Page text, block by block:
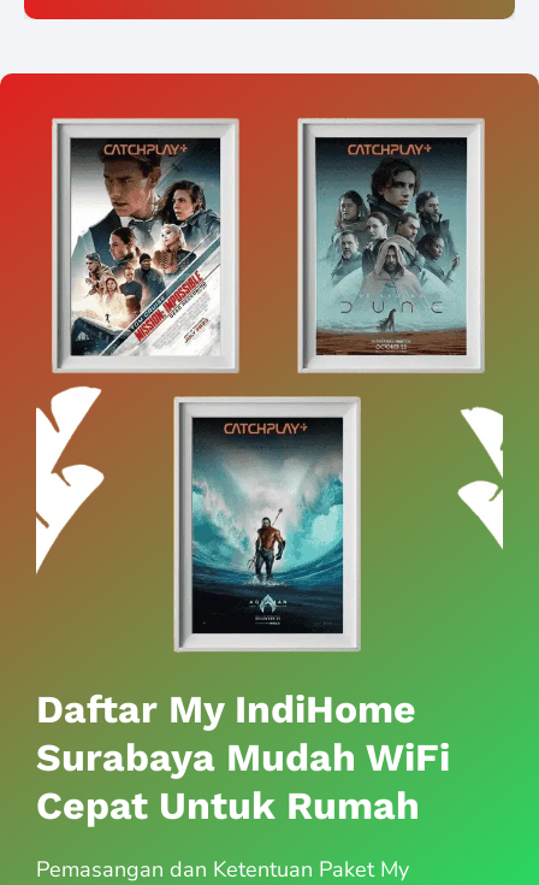
Daftar My IndiHome
Surabaya Mudah WiFi
Cepat Untuk Rumah
Pemasangan dan Ketentuan Paket My